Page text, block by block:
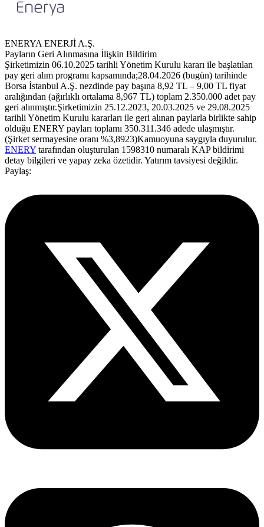
ENERYA ENERJİ A.Ş.
Payların Geri Alınmasına İlişkin Bildirim
Şirketimizin 06.10.2025 tarihli Yönetim Kurulu kararı ile başlatılan
pay geri alım programı kapsamında;28.04.2026 (bugün) tarihinde
Borsa İstanbul A.Ş. nezdinde pay başına 8,92 TL – 9,00 TL fiyat
aralığından (ağırlıklı ortalama 8,967 TL) toplam 2.350.000 adet pay
geri alınmıştır.Şirketimizin 25.12.2023, 20.03.2025 ve 29.08.2025
tarihli Yönetim Kurulu kararları ile geri alınan paylarla birlikte sahip
olduğu ENERY payları toplamı 350.311.346 adede ulaşmıştır.
(Şirket sermayesine oranı %3,8923)Kamuoyuna saygıyla duyurulur.
ENERY tarafından oluşturulan 1598310 numaralı KAP bildirimi
detay bilgileri ve yapay zeka özetidir. Yatırım tavsiyesi değildir.
Paylaş: